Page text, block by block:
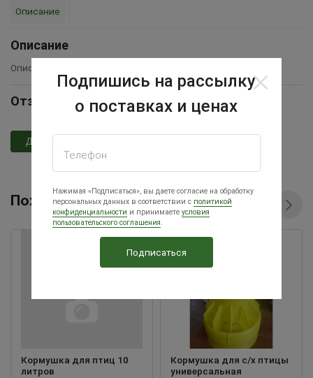
Описание
Описание
Описание товара временно отсутствует
Отзывы Кормушка для птиц 10л
Добавить отзыв
Похожие товары
Кормушка для птиц 10
литров
Кормушка для с/х птицы
универсальная
Подпишись на рассылку
о поставках и ценах
Телефон
Нажимая «Подписаться», вы даете согласие на обработку
персональных данных в соответствии с политикой
конфиденциальности и принимаете условия
пользовательского соглашения.